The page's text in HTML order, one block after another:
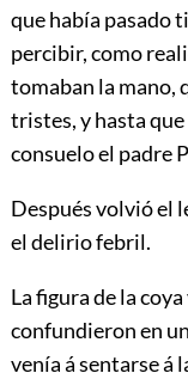
que había pasado
percibir, como
tomaban la mano,
tristes, y hasta
consuelo el padre
Después volvió el
el delirio febril.
La figura de la
confundieron en
venía á sentarse á